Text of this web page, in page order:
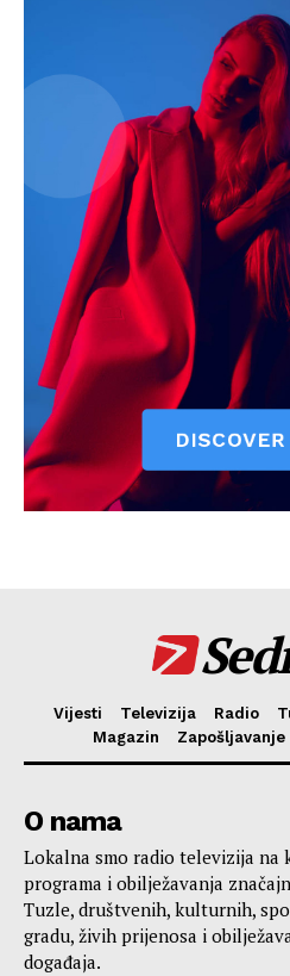
O nama
Impressum
Vijesti Televizija Radio
Magazin
O nama
Lokalna smo radio televizija na
programa i obilježavanja
Tuzle, društvenih, kulturnih,
gradu, živih prijenosa i
događaja.